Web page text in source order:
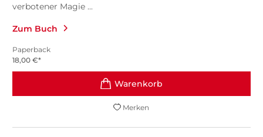
verbotener Magie ...
Zum Buch
Paperback
18,00 €*
Merken